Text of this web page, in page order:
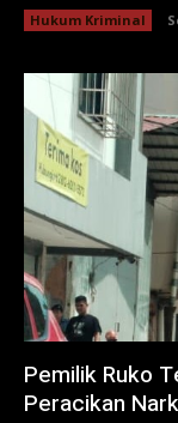
Hukum Kriminal
Pemilik Ruko
Peracikan